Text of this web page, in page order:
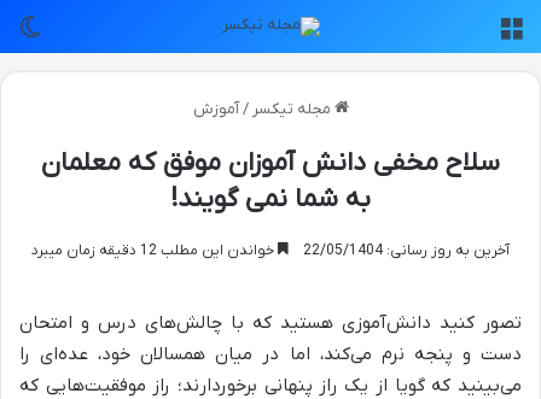
مجله تیکسر / آموزش
سلاح مخفی دانش آموزان موفق که معلمان
به شما نمی گویند!
آخرین به روز رسانی: 22/05/1404 خواندن این مطلب 12 دقیقه زمان میبرد
تصور کنید دانش‌آموزی هستید که با چالش‌های درس و امتحان
دست و پنجه نرم می‌کند، اما در میان همسالان خود، عده‌ای را
می‌بینید که گویا از یک راز پنهانی برخوردارند؛ راز موفقیت‌هایی که